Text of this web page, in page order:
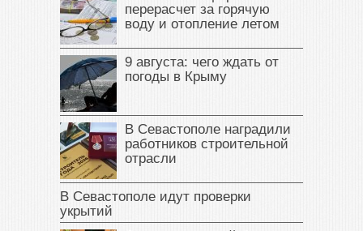
перерасчет за горячую
воду и отопление летом
9 августа: чего ждать от
погоды в Крыму
В Севастополе наградили
работников строительной
отрасли
В Севастополе идут проверки
укрытий